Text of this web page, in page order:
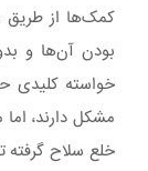
کمک‌ها از طریق
خواسته کلیدی
مشکل دارند،
خلع سلاح گرفته